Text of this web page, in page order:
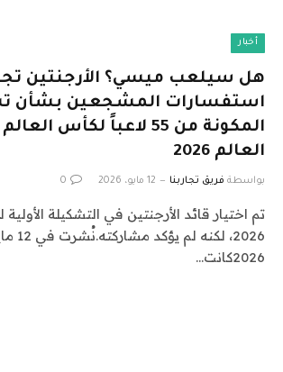
أخبار
هل سيلعب ميسي؟ الأرجنتين
استفسارات المشجعين بشأن
المكونة من 55 لاعباً لكأس
العالم 2026
بواسطة فريق تجاربنا 12 مايو، 2026 0
تم اختيار قائد الأرجنتين في التشكيلة
2026كانت…